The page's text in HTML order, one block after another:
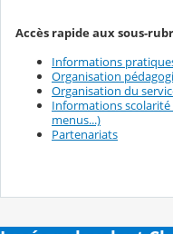
Accès rapide aux sous-
Informations
Organisation
Organisation du
Informations
menus...)
Partenariats